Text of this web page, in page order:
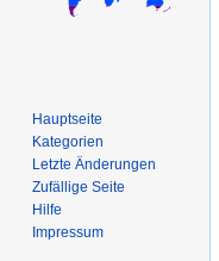
Hauptseite
Kategorien
Letzte Änderungen
Zufällige Seite
Hilfe
Impressum